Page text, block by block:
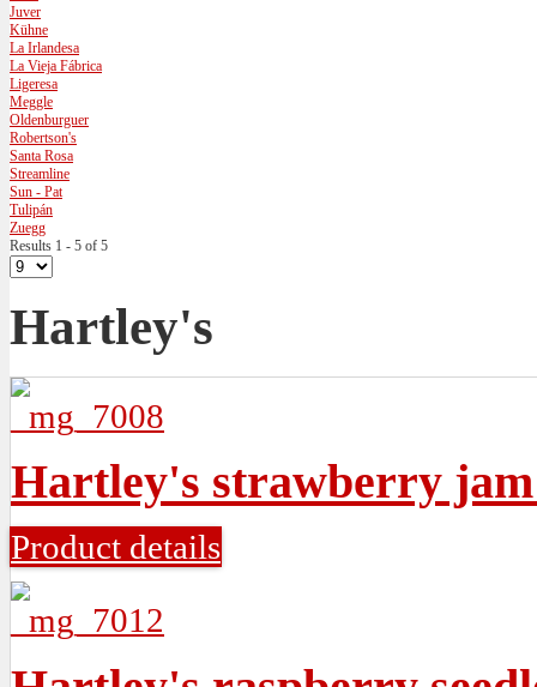
Juver
Kühne
La Irlandesa
La Vieja Fábrica
Ligeresa
Meggle
Oldenburguer
Robertson's
Santa Rosa
Streamline
Sun - Pat
Tulipán
Zuegg
Results 1 - 5 of 5
Hartley's
Hartley's strawberry
Product details